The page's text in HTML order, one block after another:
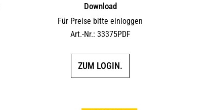
Download
Für Preise bitte einloggen
Art.-Nr.: 33375PDF
ZUM LOGIN.